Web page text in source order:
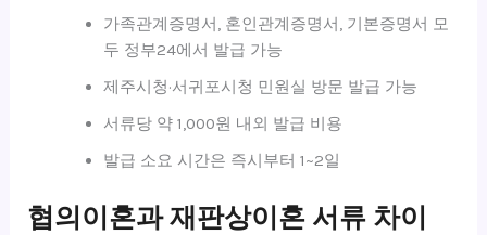
가족관계증명서, 혼인관계증명서, 기본증명서 모
두 정부24에서 발급 가능
제주시청·서귀포시청 민원실 방문 발급 가능
서류당 약 1,000원 내외 발급 비용
발급 소요 시간은 즉시부터 1~2일
협의이혼과 재판상이혼 서류 차이